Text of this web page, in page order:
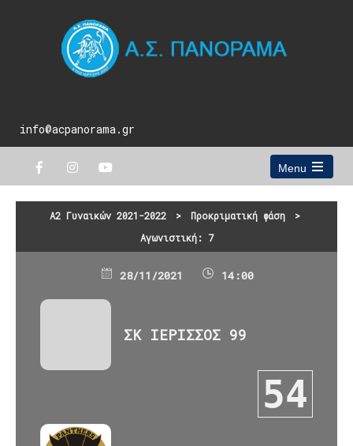
info@acpanorama.gr
Menu
Open
main
Α2 Γυναικών 2021-2022 > Προκριματική φάση
>
Αγωνιστική: 7
28/11/2021 14:00
ΣΚ ΙΕΡΙΣΣΟΣ 99
54